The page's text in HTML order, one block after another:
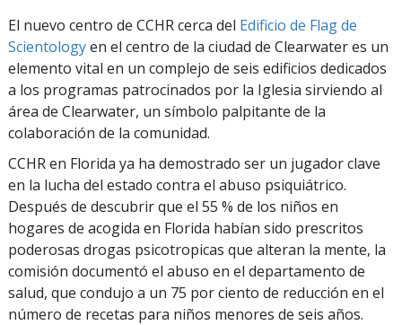
El nuevo centro de CCHR cerca del Edificio de Flag de
Scientologyen el centro de la ciudad de Clearwater es un
elemento vital en un complejo de seis edificios dedicados
a los programas patrocinados por la Iglesia sirviendo al
área de Clearwater, un símbolo palpitante de la
colaboración de la comunidad.
CCHR en Florida ya ha demostrado ser un jugador clave
en la lucha del estado contra el abuso psiquiátrico.
Después de descubrir que el 55 % de los niños en
hogares de acogida en Florida habían sido prescritos
poderosas drogas psicotropicas que alteran la mente, la
comisión documentó el abuso en el departamento de
salud, que condujo a un 75 por ciento de reducción en el
número de recetas para niños menores de seis años.